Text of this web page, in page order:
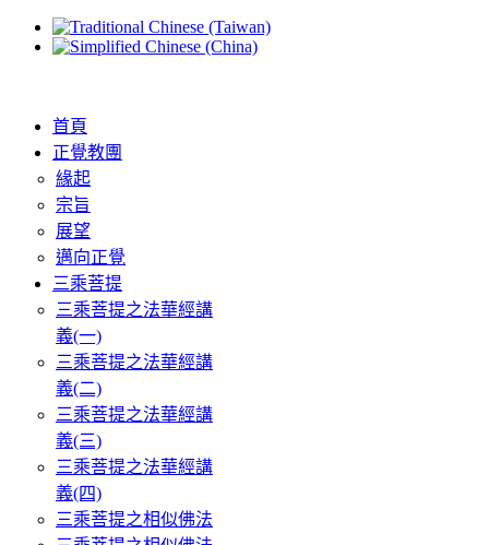
首頁
正覺教團
緣起
宗旨
展望
邁向正覺
三乘菩提
三乘菩提之法華經講
義(一)
三乘菩提之法華經講
義(二)
三乘菩提之法華經講
義(三)
三乘菩提之法華經講
義(四)
三乘菩提之相似佛法